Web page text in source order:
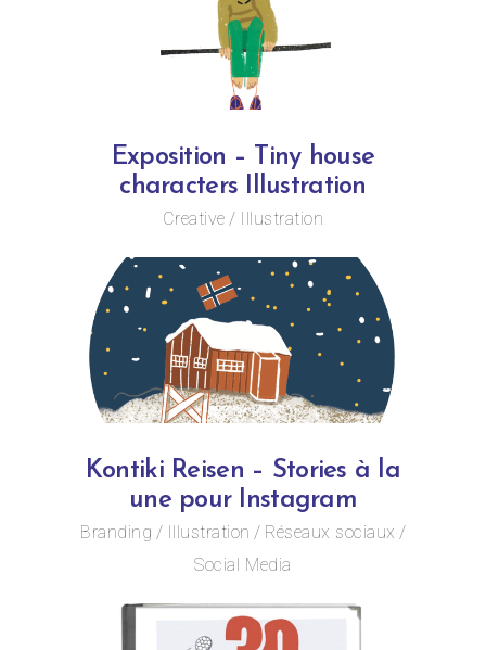
Exposition – Tiny house
characters Illustration
Creative Illustration
Kontiki Reisen – Stories à la
une pour Instagram
Branding Illustration
Réseaux sociaux
Social Media